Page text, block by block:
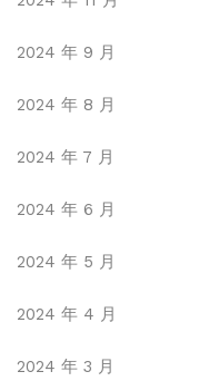
2024 年 9 月
2024 年 8 月
2024 年 7 月
2024 年 6 月
2024 年 5 月
2024 年 4 月
2024 年 3 月